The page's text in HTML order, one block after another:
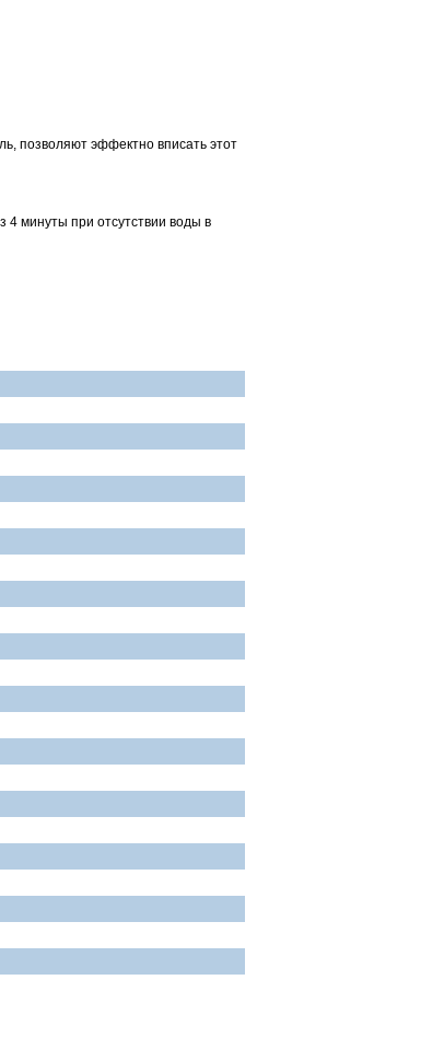
позволяют эффектно вписать этот
4 минуты при отсутствии воды в